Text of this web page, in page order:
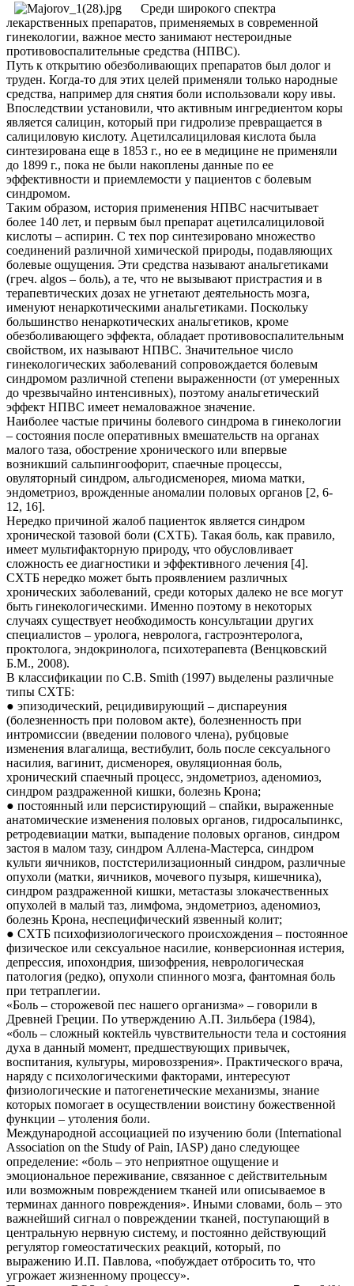
Среди широкого спектра
лекарственных препаратов, применяемых в современной
гинекологии, важное место занимают нестероидные
противовоспалительные средства (НПВС).
Путь к открытию обезболивающих препаратов был долог и
труден. Когда-то для этих целей применяли только народные
средства, например для снятия боли использовали кору ивы.
Впоследствии установили, что активным ингредиентом коры
является салицин, который при гидролизе превращается в
салициловую кислоту. Ацетилсалициловая кислота была
синтезирована еще в 1853 г., но ее в медицине не применяли
до 1899 г., пока не были накоплены данные по ее
эффективности и приемлемости у пациентов с болевым
синдромом.
Таким образом, история применения НПВС насчитывает
более 140 лет, и первым был препарат ацетилсалициловой
кислоты – аспирин. С тех пор синтезировано множество
соединений различной химической природы, подавляющих
болевые ощущения. Эти средства называют анальгетиками
(греч. аlgos – боль), а те, что не вызывают пристрастия и в
терапевтических дозах не угнетают деятельность мозга,
именуют ненаркотическими анальгетиками. Поскольку
большинство ненаркотических анальгетиков, кроме
обезболивающего эффекта, обладает противовоспалительным
свойством, их называют НПВС. Значительное число
гинекологических заболеваний сопровождается болевым
синдромом различной степени выраженности (от умеренных
до чрезвычайно интенсивных), поэтому анальгетический
эффект НПВС имеет немаловажное значение.
Наиболее частые причины болевого синдрома в гинекологии
– состояния после оперативных вмешательств на органах
малого таза, обострение хронического или впервые
возникший сальпингоофорит, спаечные процессы,
овуляторный синдром, альгодисменорея, миома матки,
эндометриоз, врожденные аномалии половых органов [2, 6-
12, 16].
Нередко причиной жалоб пациенток является синдром
хронической тазовой боли (СХТБ). Такая боль, как правило,
имеет мультифакторную природу, что обусловливает
сложность ее диагностики и эффективного лечения [4].
СХТБ нередко может быть проявлением различных
хронических заболеваний, среди которых далеко не все могут
быть гинекологическими. Именно поэтому в некоторых
случаях существует необходимость консультации других
специалистов – уролога, невролога, гастроэнтеролога,
проктолога, эндокринолога, психотерапевта (Венцковский
Б.М., 2008).
В классификации по C.B. Smith (1997) выделены различные
типы СХТБ:
● эпизодический, рецидивирующий – диспареуния
(болезненность при половом акте), болезненность при
интромиссии (введении полового члена), рубцовые
изменения влагалища, вестибулит, боль после сексуального
насилия, вагинит, дисменорея, овуляционная боль,
хронический спаечный процесс, эндометриоз, аденомиоз,
синдром раздраженной кишки, болезнь Крона;
● постоянный или персистирующий – спайки, выраженные
анатомические изменения половых органов, гидросальпинкс,
ретродевиации матки, выпадение половых органов, синдром
застоя в малом тазу, синдром Аллена-Мастерса, синдром
культи яичников, постстерилизационный синдром, различные
опухоли (матки, яичников, мочевого пузыря, кишечника),
синдром раздраженной кишки, метастазы злокачественных
опухолей в малый таз, лимфома, эндометриоз, аденомиоз,
болезнь Крона, неспецифический язвенный колит;
● СХТБ психофизиологического происхождения – постоянное
физическое или сексуальное насилие, конверсионная истерия,
депрессия, ипохондрия, шизофрения, неврологическая
патология (редко), опухоли спинного мозга, фантомная боль
при тетраплегии.
«Боль – сторожевой пес нашего организма» – говорили в
Древней Греции. По утверждению А.П. Зильбера (1984),
«боль – сложный коктейль чувствительности тела и состояния
духа в данный момент, предшествующих привычек,
воспитания, культуры, мировоззрения». Практического врача,
наряду с психологическими факторами, интересуют
физиологические и патогенетические механизмы, знание
которых помогает в осуществлении воистину божественной
функции – утоления боли.
Международной ассоциацией по изучению боли (International
Association on the Study of Pain, IASP) дано следующее
определение: «боль – это неприятное ощущение и
эмоциональное переживание, связанное с действительным
или возможным повреждением тканей или описываемое в
терминах данного повреждения». Иными словами, боль – это
важнейший сигнал о повреждении тканей, поступающий в
центральную нервную систему, и постоянно действующий
регулятор гомеостатических реакций, который, по
выражению И.П. Павлова, «побуждает отбросить то, что
угрожает жизненному процессу».